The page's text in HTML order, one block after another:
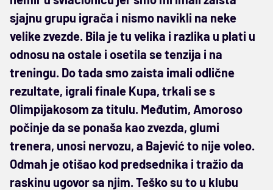
sjajnu grupu igrača i nismo navikli na neke
velike zvezde. Bila je tu velika i razlika u plati u
odnosu na ostale i osetila se tenzija i na
treningu. Do tada smo zaista imali odlične
rezultate, igrali finale Kupa, trkali se s
Olimpijakosom za titulu. Međutim, Amoroso
počinje da se ponaša kao zvezda, glumi
trenera, unosi nervozu, a Bajević to nije voleo.
Odmah je otišao kod predsednika i tražio da
raskinu ugovor sa njim. Teško su to u klubu